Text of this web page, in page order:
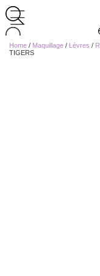
de
produits
Home / Maquillage / Lévres /
TIGERS